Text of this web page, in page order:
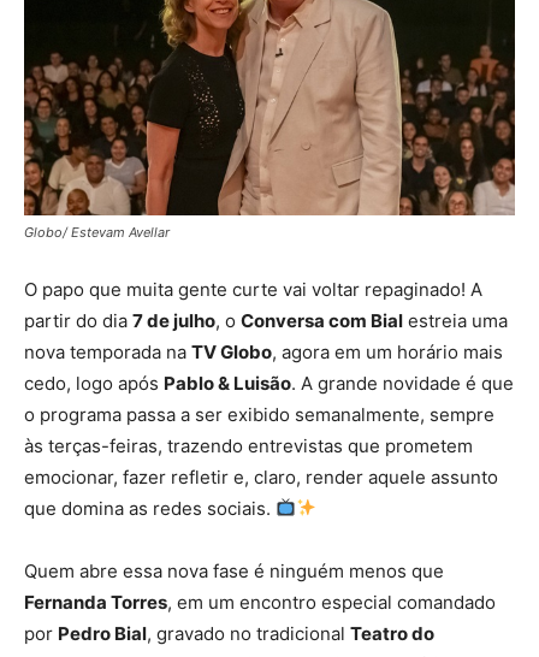
Globo/ Estevam Avellar
O papo que muita gente curte vai voltar repaginado! A
partir do dia 7 de julho, o Conversa com Bial estreia uma
nova temporada na TV Globo, agora em um horário mais
cedo, logo após Pablo & Luisão. A grande novidade é que
o programa passa a ser exibido semanalmente, sempre
às terças-feiras, trazendo entrevistas que prometem
emocionar, fazer refletir e, claro, render aquele assunto
que domina as redes sociais.
Quem abre essa nova fase é ninguém menos que
Fernanda Torres, em um encontro especial comandado
por Pedro Bial, gravado no tradicional Teatro do